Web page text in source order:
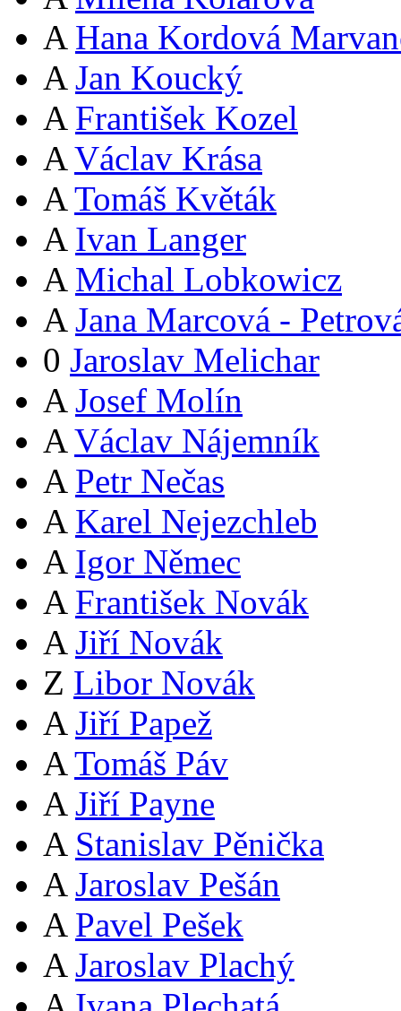
A Hana Kordová
A Jan Koucký
A František Kozel
A Václav Krása
A Tomáš Květák
A Ivan Langer
A Michal Lobkowicz
A Jana Marcová -
0 Jaroslav Melichar
A Josef Molín
A Václav Nájemník
A Petr Nečas
A Karel Nejezchleb
A Igor Němec
A František Novák
A Jiří Novák
Z Libor Novák
A Jiří Papež
A Tomáš Páv
A Jiří Payne
A Stanislav Pěnička
A Jaroslav Pešán
A Pavel Pešek
A Jaroslav Plachý